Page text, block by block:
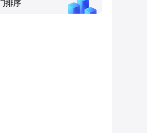
排序